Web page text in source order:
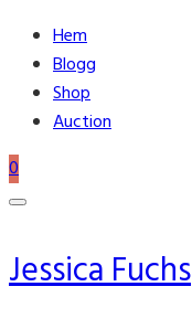
Hem
Blogg
Shop
Auction
0
Jessica Fuchs